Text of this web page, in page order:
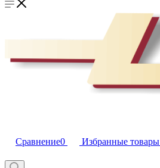
Сравнение0 Избранные товары